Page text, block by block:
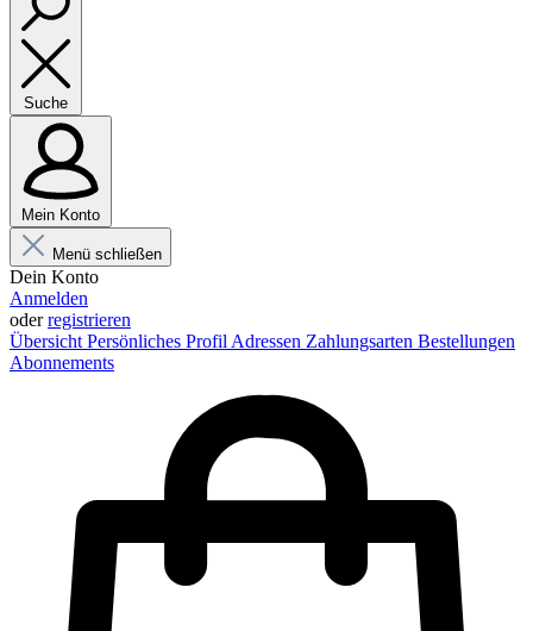
Suche
Mein Konto
Menü schließen
Dein Konto
Anmelden
oderregistrieren
Übersicht Persönliches Profil Adressen Zahlungsarten Bestellungen
Abonnements